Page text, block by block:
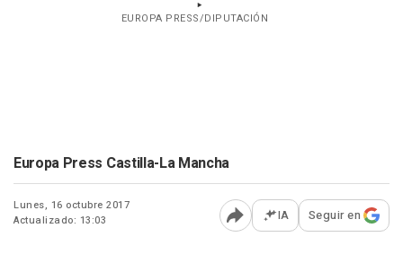
EUROPA PRESS/DIPUTACIÓN
Europa Press Castilla-La Mancha
Lunes, 16 octubre 2017
Actualizado: 13:03
Abrir opciones para
IA Seguir en